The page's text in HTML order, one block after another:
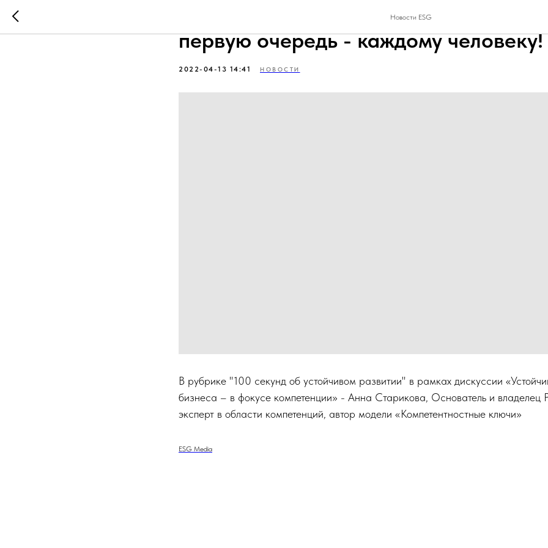
Новости ESG
Кому необходимо устойчивое
первую очередь - каждому человеку!
2022-04-13 14:41 НОВОСТИ
В рубрике "100 секунд об устойчивом развитии" в рамках дискуссии
бизнеса – в фокусе компетенции» - Анна Старикова, Основатель и владелец
эксперт в области компетенций, автор модели «Компетентностные ключи»
ESG Media